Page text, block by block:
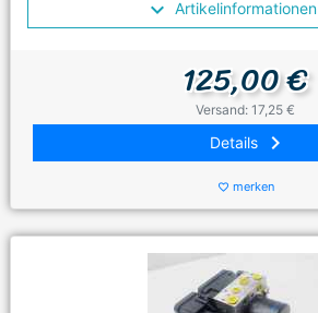
Artikelinformationen
125,00 €
Versand: 17,25 €
Details keyboard_arrow_right
favorite_border merken